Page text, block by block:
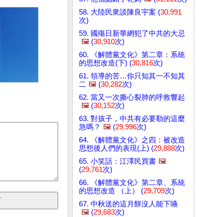
58. 大陸民衆談陳良宇案 (30,991
次)
59. 國殤日新華網犯了中共的大忌
🖼️ (30,910次)
60. 《解體黨文化》第二章：系統
的思想改造(下) (30,816次)
61. 領導的苦…你只知其一不知其
二 🖼️ (30,282次)
62. 當又一次撕心裂肺的呼救響起
🖼️ (30,152次)
63. 對孩子，中共有必要勒的這麼
急嗎？ 🖼️ (29,996次)
64. 《解體黨文化》之四：被改造
思想後人們的表現(上) (29,888次)
65. 小笑話：江澤民買書 🖼️
(29,761次)
66. 《解體黨文化》第二章、系統
的思想改造 （上） (29,709次)
67. 中秋送的這月餅沒人能下嚥
🖼️ (29,683次)